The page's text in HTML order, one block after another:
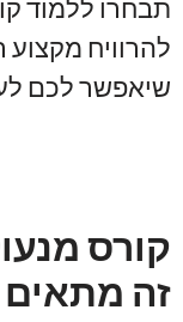
תבחרו ללמוד
להרוויח מקצוע
שיאפשר לכם
קורס
זה מתאים